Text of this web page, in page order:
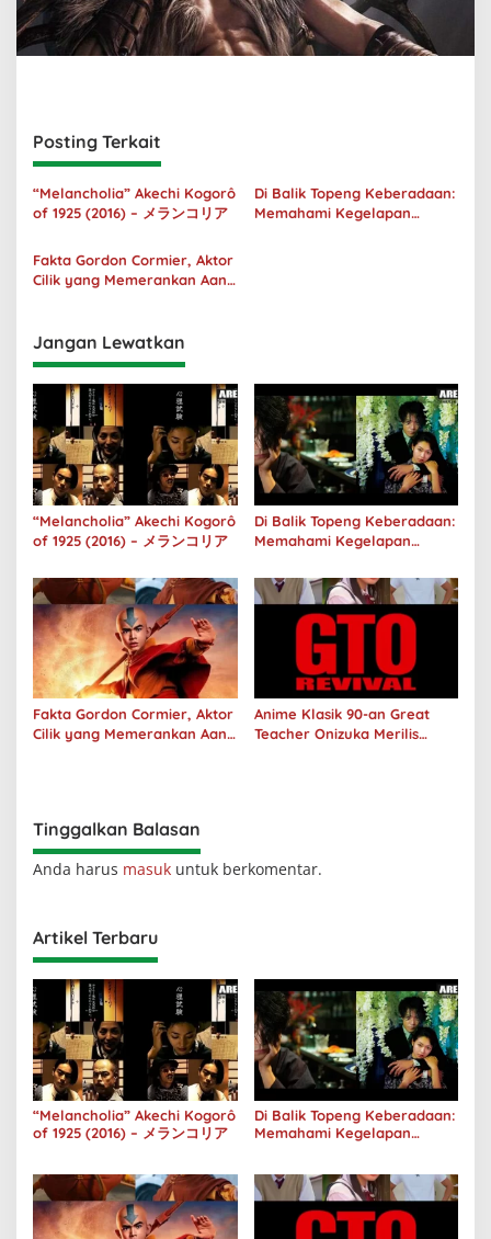
Posting Terkait
“Melancholia” Akechi Kogorô
of 1925 (2016) – メランコリア
Di Balik Topeng Keberadaan:
Memahami Kegelapan
Fakta Gordon Cormier, Aktor
Cilik yang Memerankan Aang
Jangan Lewatkan
“Melancholia” Akechi Kogorô
of 1925 (2016) – メランコリア
Di Balik Topeng Keberadaan:
Memahami Kegelapan
Human
Fakta Gordon Cormier, Aktor
Cilik yang Memerankan Aang
Anime Klasik 90-an Great
Teacher Onizuka Merilis
Tinggalkan Balasan
Anda harus masuk untuk berkomentar.
Artikel Terbaru
“Melancholia” Akechi Kogorô
of 1925 (2016) – メランコリア
Di Balik Topeng Keberadaan:
Memahami Kegelapan